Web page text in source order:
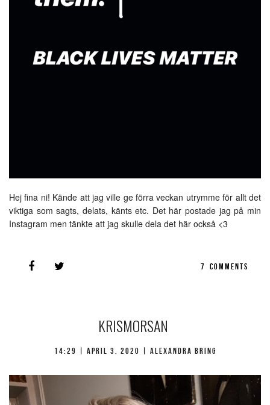
Hej fina ni! Kände att jag ville ge förra veckan utrymme för allt det
viktiga som sagts, delats, känts etc. Det här postade jag på min
Instagram men tänkte att jag skulle dela det här också <3
7 COMMENTS
KRISMORSAN
14:29 | april 3, 2020 | Alexandra Bring